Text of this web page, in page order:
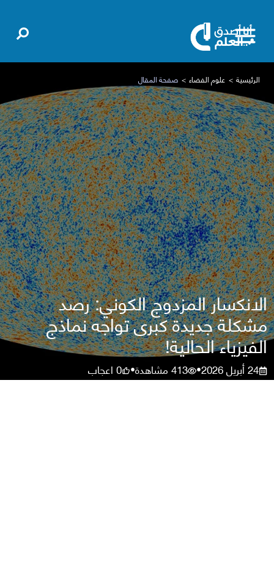
الرئيسية علوم الفضاء صفحة المقال
الانكسار المزدوج الكوني: رصد
مشكلة جديدة كبرى تواجه نماذج
الفيزياء الحالية!
24 أبريل 2026 •
413مشاهدة•
0اعجاب